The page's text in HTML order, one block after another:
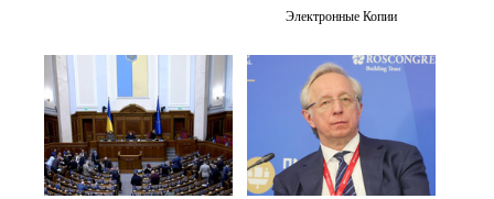
Электронные Копии